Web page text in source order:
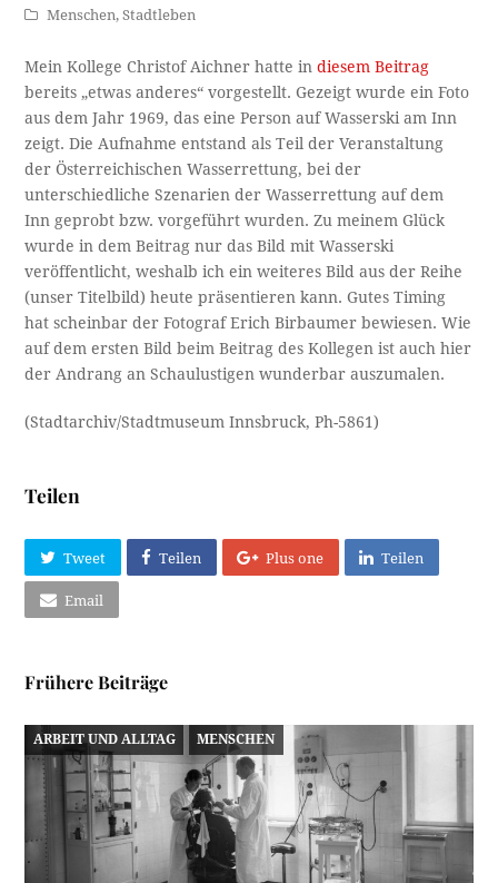
Menschen,Stadtleben
Mein Kollege Christof Aichner hatte indiesem Beitrag
bereits „etwas anderes“ vorgestellt. Gezeigt wurde ein Foto
aus dem Jahr 1969, das eine Person auf Wasserski am Inn
zeigt. Die Aufnahme entstand als Teil der Veranstaltung
der Österreichischen Wasserrettung, bei der
unterschiedliche Szenarien der Wasserrettung auf dem
Inn geprobt bzw. vorgeführt wurden. Zu meinem Glück
wurde in dem Beitrag nur das Bild mit Wasserski
veröffentlicht, weshalb ich ein weiteres Bild aus der Reihe
(unser Titelbild) heute präsentieren kann. Gutes Timing
hat scheinbar der Fotograf Erich Birbaumer bewiesen. Wie
auf dem ersten Bild beim Beitrag des Kollegen ist auch hier
der Andrang an Schaulustigen wunderbar auszumalen.
(Stadtarchiv/Stadtmuseum Innsbruck, Ph-5861)
Teilen
Tweet Teilen Plus one Teilen
Email
Frühere Beiträge
ARBEIT UND ALLTAG MENSCHEN